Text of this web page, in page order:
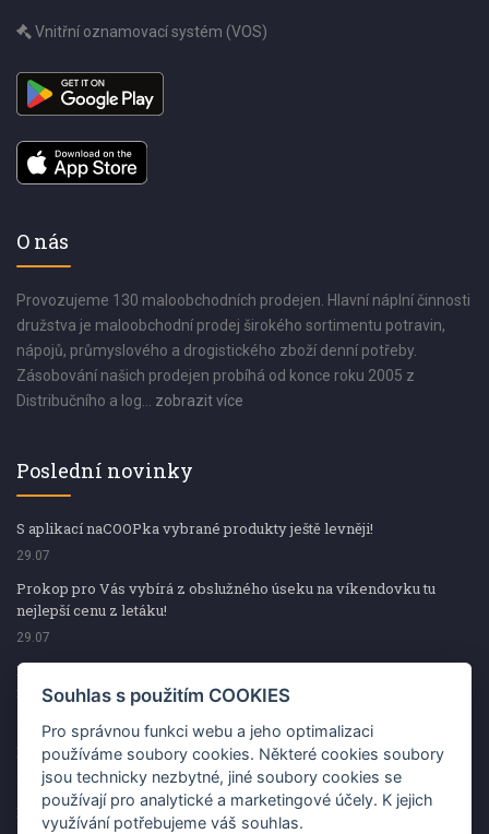
Vnitřní oznamovací systém (VOS)
O nás
Provozujeme 130 maloobchodních prodejen. Hlavní náplní činnosti
družstva je maloobchodní prodej širokého sortimentu potravin,
nápojů, průmyslového a drogistického zboží denní potřeby.
Zásobování našich prodejen probíhá od konce roku 2005 z
Distribučního a log... zobrazit více
Poslední novinky
S aplikací naCOOPka vybrané produkty ještě levněji!
29.07
Prokop pro Vás vybírá z obslužného úseku na víkendovku tu
nejlepší cenu z letáku!
29.07
Prokop pro Vás vybírá z obslužného úseku na víkendovku tu
nejlepší cenu z letáku!
Kup špekáčky od Váhaly a vyhraj s naCOOPkou sekerku Fiskars
29.07
Prokop pro Vás vybírá na víkendovku ty nejlepší ceny z letáku!
Souhlas s použitím COOKIES
Pro správnou funkci webu a jeho optimalizaci
používáme soubory cookies. Některé cookies soubory
jsou technicky nezbytné, jiné soubory cookies se
používají pro analytické a marketingové účely. K jejich
využívání potřebujeme váš souhlas.